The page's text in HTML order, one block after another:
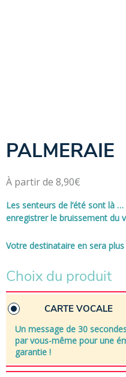
PALMERAIE
À partir de 8,90€
Les senteurs de l’été sont là
enregistrer le bruissement du
Votre destinataire en sera plus
Choix du produit
CARTE VOCALE
Un message de 30
par vous-même pour une
garantie !